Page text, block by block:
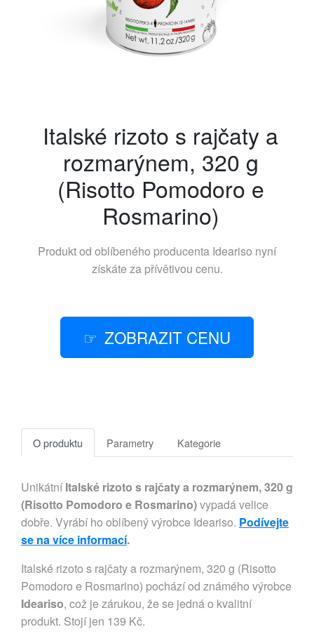
Italské rizoto s rajčaty a
rozmarýnem, 320 g
(Risotto Pomodoro e
Rosmarino)
Produkt od oblíbeného producenta Ideariso nyní
získáte za přívětivou cenu.
ZOBRAZIT CENU
O produktu Parametry Kategorie
UnikátníItalské rizoto s rajčaty a rozmarýnem, 320 g
(Risotto Pomodoro e Rosmarino)vypadá velice
dobře. Vyrábí ho oblíbený výrobce Ideariso. Podívejte
se na více informací.
Italské rizoto s rajčaty a rozmarýnem, 320 g (Risotto
Pomodoro e Rosmarino) pochází od známého výrobce
Ideariso, což je zárukou, že se jedná o kvalitní
produkt. Stojí jen 139 Kč.